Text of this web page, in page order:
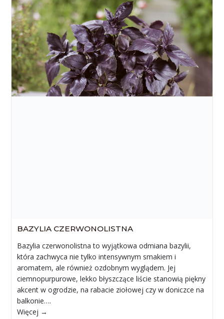
BAZYLIA CZERWONOLISTNA
Bazylia czerwonolistna to wyjątkowa odmiana bazylii,
która zachwyca nie tylko intensywnym smakiem i
aromatem, ale również ozdobnym wyglądem. Jej
ciemnopurpurowe, lekko błyszczące liście stanowią piękny
akcent w ogrodzie, na rabacie ziołowej czy w doniczce na
balkonie….
Więcej →